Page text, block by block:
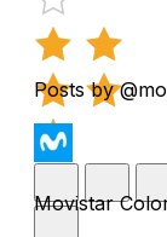
Posts by
Movistar